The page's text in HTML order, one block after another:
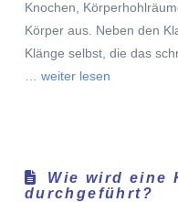
Knochen,
Körper aus. Neben den
Klänge selbst, die das
… weiter lesen
Wie wird eine
durchgeführt?